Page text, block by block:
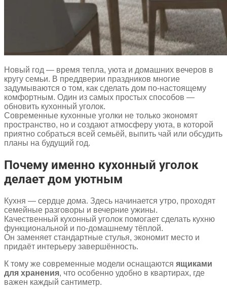
Новый год — время тепла, уюта и домашних вечеров в
кругу семьи. В преддверии праздников многие
задумываются о том, как сделать дом по-настоящему
комфортным. Один из самых простых способов —
обновить кухонный уголок.
Современные кухонные уголки не только экономят
пространство, но и создают атмосферу уюта, в которой
приятно собраться всей семьёй, выпить чай или обсудить
планы на будущий год.
Почему именно кухонный уголок
делает дом уютным
Кухня — сердце дома. Здесь начинается утро, проходят
семейные разговоры и вечерние ужины.
Качественный кухонный уголок помогает сделать кухню
функциональной и по-домашнему тёплой.
Он заменяет стандартные стулья, экономит место и
придаёт интерьеру завершённость.
К тому же современные модели оснащаются ящиками
для хранения, что особенно удобно в квартирах, где
важен каждый сантиметр.